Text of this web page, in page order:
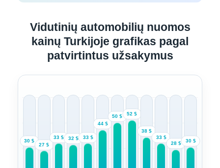
Vidutinių automobilių nuomos
kainų Turkijoje grafikas pagal
patvirtintus užsakymus
30 $
27 $
33 $ 32 $ 33 $
44 $
50 $ 52 $
38 $
33 $
28 $ 30 $